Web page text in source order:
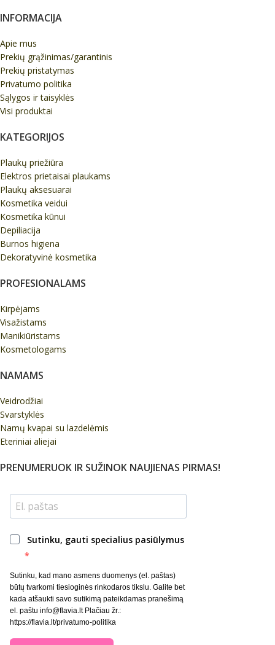
INFORMACIJA
Apie mus
Prekių grąžinimas/garantinis
Prekių pristatymas
Privatumo politika
Sąlygos ir taisyklės
Visi produktai
KATEGORIJOS
Plaukų priežiūra
Elektros prietaisai plaukams
Plaukų aksesuarai
Kosmetika veidui
Kosmetika kūnui
Depiliacija
Burnos higiena
Dekoratyvinė kosmetika
PROFESIONALAMS
Kirpėjams
Visažistams
Manikiūristams
Kosmetologams
NAMAMS
Veidrodžiai
Svarstyklės
Namų kvapai su lazdelėmis
Eteriniai aliejai
PRENUMERUOK IR SUŽINOK NAUJIENAS PIRMAS!
Sutinku, gauti specialius pasiūlymus
Sutinku, kad mano asmens duomenys (el. paštas)
būtų tvarkomi tiesioginės rinkodaros tikslu. Galite bet
kada atšaukti savo sutikimą pateikdamas pranešimą
el. paštu info@flavia.lt Plačiau žr.:
https://flavia.lt/privatumo-politika